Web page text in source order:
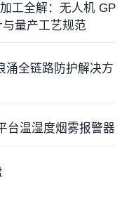
工全解：无人机 GP
量产工艺规范
涌全链路防护解决方
台温湿度烟雾报警器